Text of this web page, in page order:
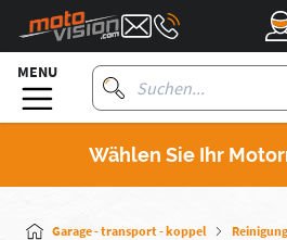
MENU
Wählen Sie Ihr
Garage - transport - koppel Reinigung